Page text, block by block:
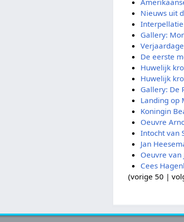
Nieuws uit
Interpellatie
Gallery:
De eerste
Huwelijk
Huwelijk
Gallery: De
Landing op
Koningin
Oeuvre
Intocht van
Jan
Oeuvre van
Cees
(vorige 50 |